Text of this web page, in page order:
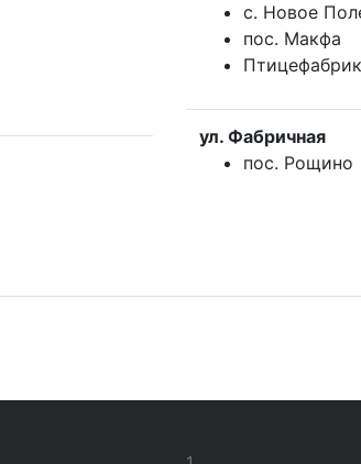
с. Новое
пос. Макфа
ул. Фабричная
пос. Рощино